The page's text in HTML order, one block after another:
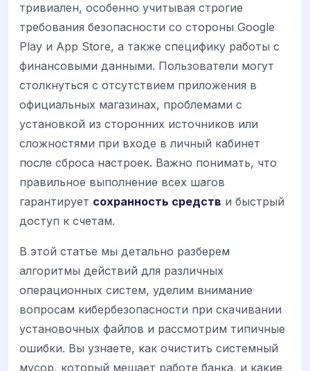
тривиален, особенно учитывая строгие
требования безопасности со стороны Google
Play и App Store, а также специфику работы с
финансовыми данными. Пользователи могут
столкнуться с отсутствием приложения в
официальных магазинах, проблемами с
установкой из сторонних источников или
сложностями при входе в личный кабинет
после сброса настроек. Важно понимать, что
правильное выполнение всех шагов
гарантирует сохранность средств и быстрый
доступ к счетам.
В этой статье мы детально разберем
алгоритмы действий для различных
операционных систем, уделим внимание
вопросам кибербезопасности при скачивании
установочных файлов и рассмотрим типичные
ошибки. Вы узнаете, как очистить системный
мусор, который мешает работе банка, и какие